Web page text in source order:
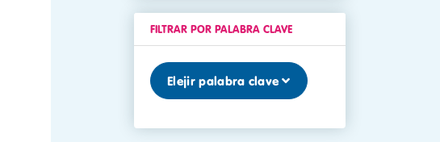
FILTRAR POR PALABRA CLAVE
Elejir palabra clave